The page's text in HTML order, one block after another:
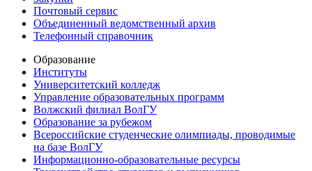
Почтовый сервис
Объединенный ведомственный архив
Телефонный справочник
Образование
Институты
Университетский колледж
Управление образовательных программ
Волжский филиал ВолГУ
Образование за рубежом
Всероссийские студенческие олимпиады, проводимые
на базе ВолГУ
Информационно-образовательные ресурсы